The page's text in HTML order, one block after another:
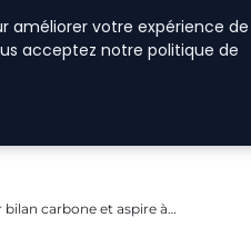
carbone et aspire à…
améliorer votre expérience de
acceptez notre politique de